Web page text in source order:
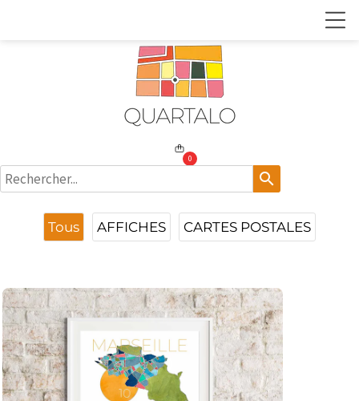
0
search
Tous AFFICHES CARTES POSTALES